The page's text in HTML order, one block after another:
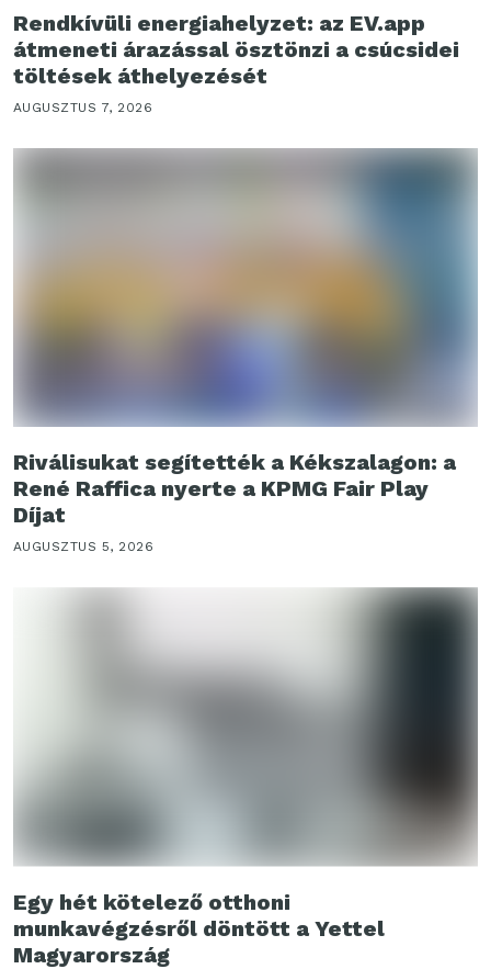
Rendkívüli energiahelyzet: az EV.app
átmeneti árazással ösztönzi a csúcsidei
töltések áthelyezését
AUGUSZTUS 7, 2026
Riválisukat segítették a Kékszalagon: a
René Raffica nyerte a KPMG Fair Play
Díjat
AUGUSZTUS 5, 2026
Egy hét kötelező otthoni
munkavégzésről döntött a Yettel
Magyarország